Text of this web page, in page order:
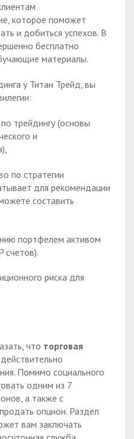
которое поможет
и добиться успехов. В
бесплатно
материалы.
у Титан Трейд, вы
трейдингу (основы
и
по стратегии
для рекомендации
составить
портфелем активом
счетов).
риска для
что торговая
действительно
Помимо социального
одним из 7
а также с
опцион. Раздел
вам заключать